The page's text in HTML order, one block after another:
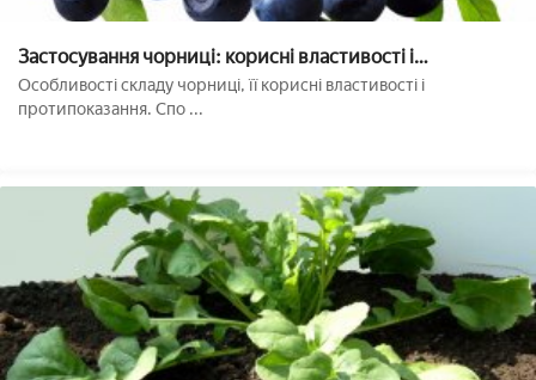
Застосування чорниці: корисні властивості і
протипоказання
Особливості складу чорниці, її корисні властивості і
протипоказання. Спо ...